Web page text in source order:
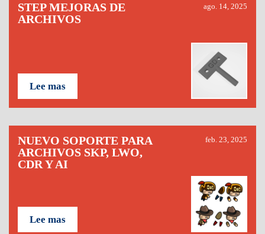
STEP MEJORAS DE
ARCHIVOS
ago. 14, 2025
Lee mas
NUEVO SOPORTE PARA
ARCHIVOS SKP, LWO,
CDR Y AI
feb. 23, 2025
Lee mas